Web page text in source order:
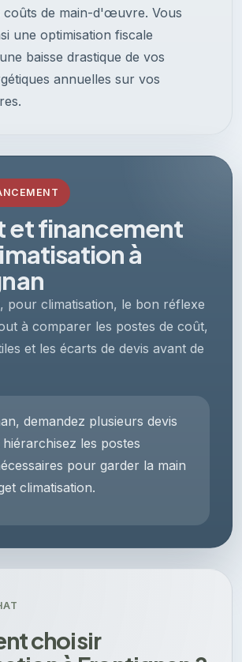
coûts de main-d'œuvre. Vous
une optimisation fiscale
baisse drastique de vos
annuelles sur vos
et financement
à
pour climatisation, le bon réflexe
à comparer les postes de coût,
et les écarts de devis avant de
demandez plusieurs devis
hiérarchisez les postes
pour garder la main
climatisation.
choisir